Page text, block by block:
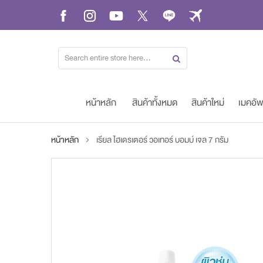
Skip
Content
หน้าหลัก สินค้าทั้งหมด สินค้าใหม่ เมคอัพ
หน้าหลัก เรียล ไฮเดรเตอร์ วอเทอร์ บอมบ์ เจล 7 กรัม